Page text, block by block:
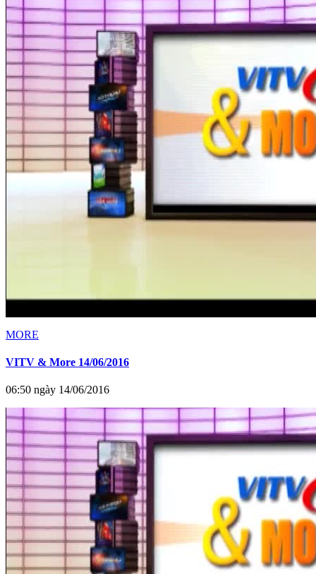
MORE
VITV & More 14/06/2016
06:50 ngày 14/06/2016